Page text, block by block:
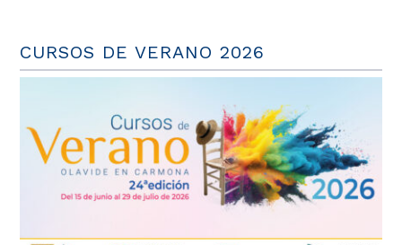
CURSOS DE VERANO 2026